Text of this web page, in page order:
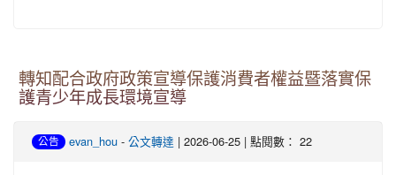
轉知配合政府政策宣導保護消費者權益暨落實保
護青少年成長環境宣導
公告 evan_hou - 公文轉達 | 2026-06-25 | 點閱數： 22